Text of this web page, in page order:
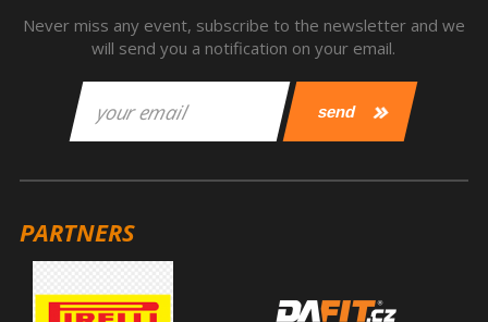
Never miss any event, subscribe to the newsletter and we
will send you a notification on your email.
PARTNERS